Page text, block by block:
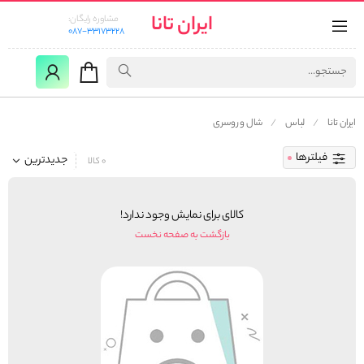
ایران تانا
مشاوره رایگان:
087-33173228
ایران تانا لباس شال و روسری
فیلترها جدیدترین 0 کالا
کالای برای نمایش وجود ندارد!
بازگشت به صفحه نخست